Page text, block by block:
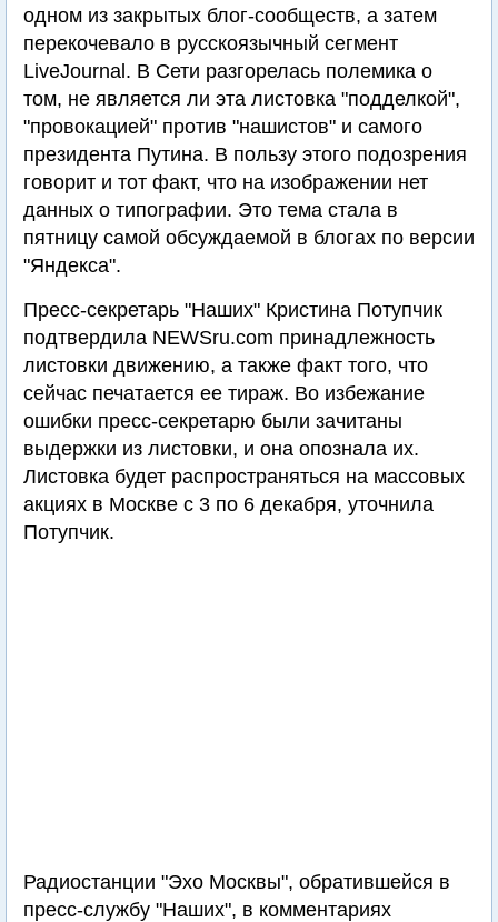
одном из закрытых блог-сообществ, а затем
перекочевало в русскоязычный сегмент
LiveJournal. В Сети разгорелась полемика о
том, не является ли эта листовка "подделкой",
"провокацией" против "нашистов" и самого
президента Путина. В пользу этого подозрения
говорит и тот факт, что на изображении нет
данных о типографии. Это тема стала в
пятницу самой обсуждаемой в блогах по версии
"Яндекса".
Пресс-секретарь "Наших" Кристина Потупчик
подтвердила NEWSru.com принадлежность
листовки движению, а также факт того, что
сейчас печатается ее тираж. Во избежание
ошибки пресс-секретарю были зачитаны
выдержки из листовки, и она опознала их.
Листовка будет распространяться на массовых
акциях в Москве с 3 по 6 декабря, уточнила
Потупчик.
Радиостанции "Эхо Москвы", обратившейся в
пресс-службу "Наших", в комментариях